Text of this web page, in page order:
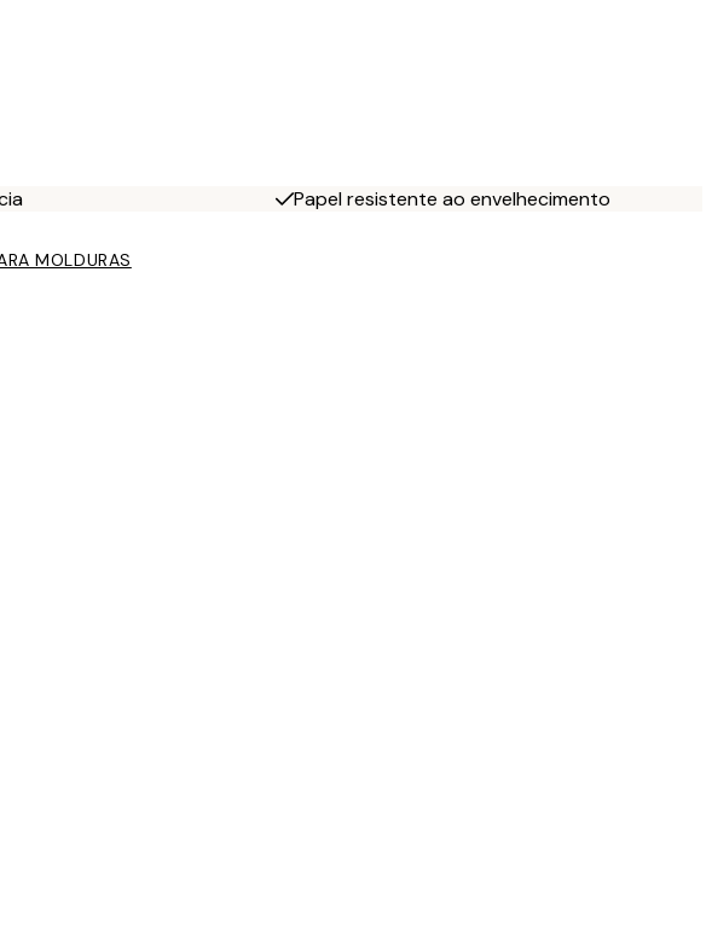
Papel resistente ao envelhecimento
MOLDURAS